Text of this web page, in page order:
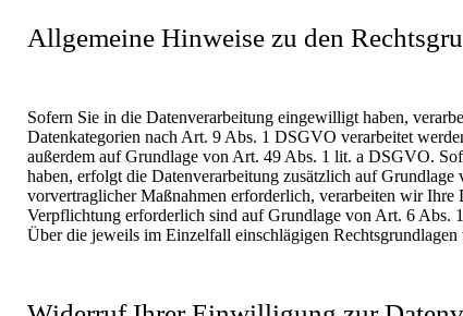
Allgemeine Hinweise zu den
Sofern Sie in die Datenverarbeitung eingewilligt haben,
Datenkategorien nach Art. 9 Abs. 1 DSGVO verarbeitet
außerdem auf Grundlage von Art. 49 Abs. 1 lit. a DSGVO.
haben, erfolgt die Datenverarbeitung zusätzlich auf
vorvertraglicher Maßnahmen erforderlich, verarbeiten wir
Verpflichtung erforderlich sind auf Grundlage von Art. 6 Abs.
Über die jeweils im Einzelfall einschlägigen